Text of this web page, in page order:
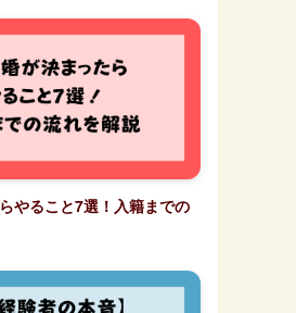
やること7選！入籍までの